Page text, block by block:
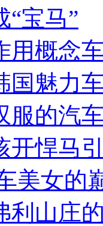
“宝马”
用概念
国魅力
服的汽
开悍马
美女的
利山庄